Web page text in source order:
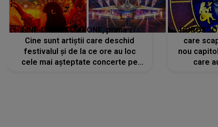
LINE-UP UNTOLD ONE, prima zi.
Cine sunt artiștii care deschid
festivalul și de la ce ore au loc
cele mai așteptate concerte pe
care
nou
care